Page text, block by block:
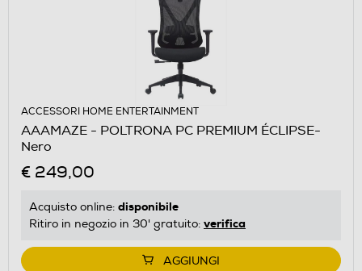
ACCESSORI HOME ENTERTAINMENT
AAAMAZE - POLTRONA PC PREMIUM ÉCLIPSE-
Nero
€ 249,00
Acquisto online: disponibile
Ritiro in negozio in 30' gratuito: verifica
AGGIUNGI